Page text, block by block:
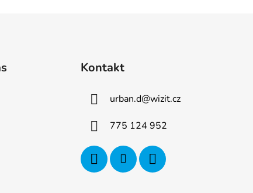
Kontakt
urban.d@wizit.cz
775 124 952